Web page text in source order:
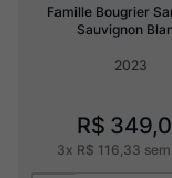
Famille Bougrier
Sauvignon
2023
R$ 349,
3x R$ 116 33